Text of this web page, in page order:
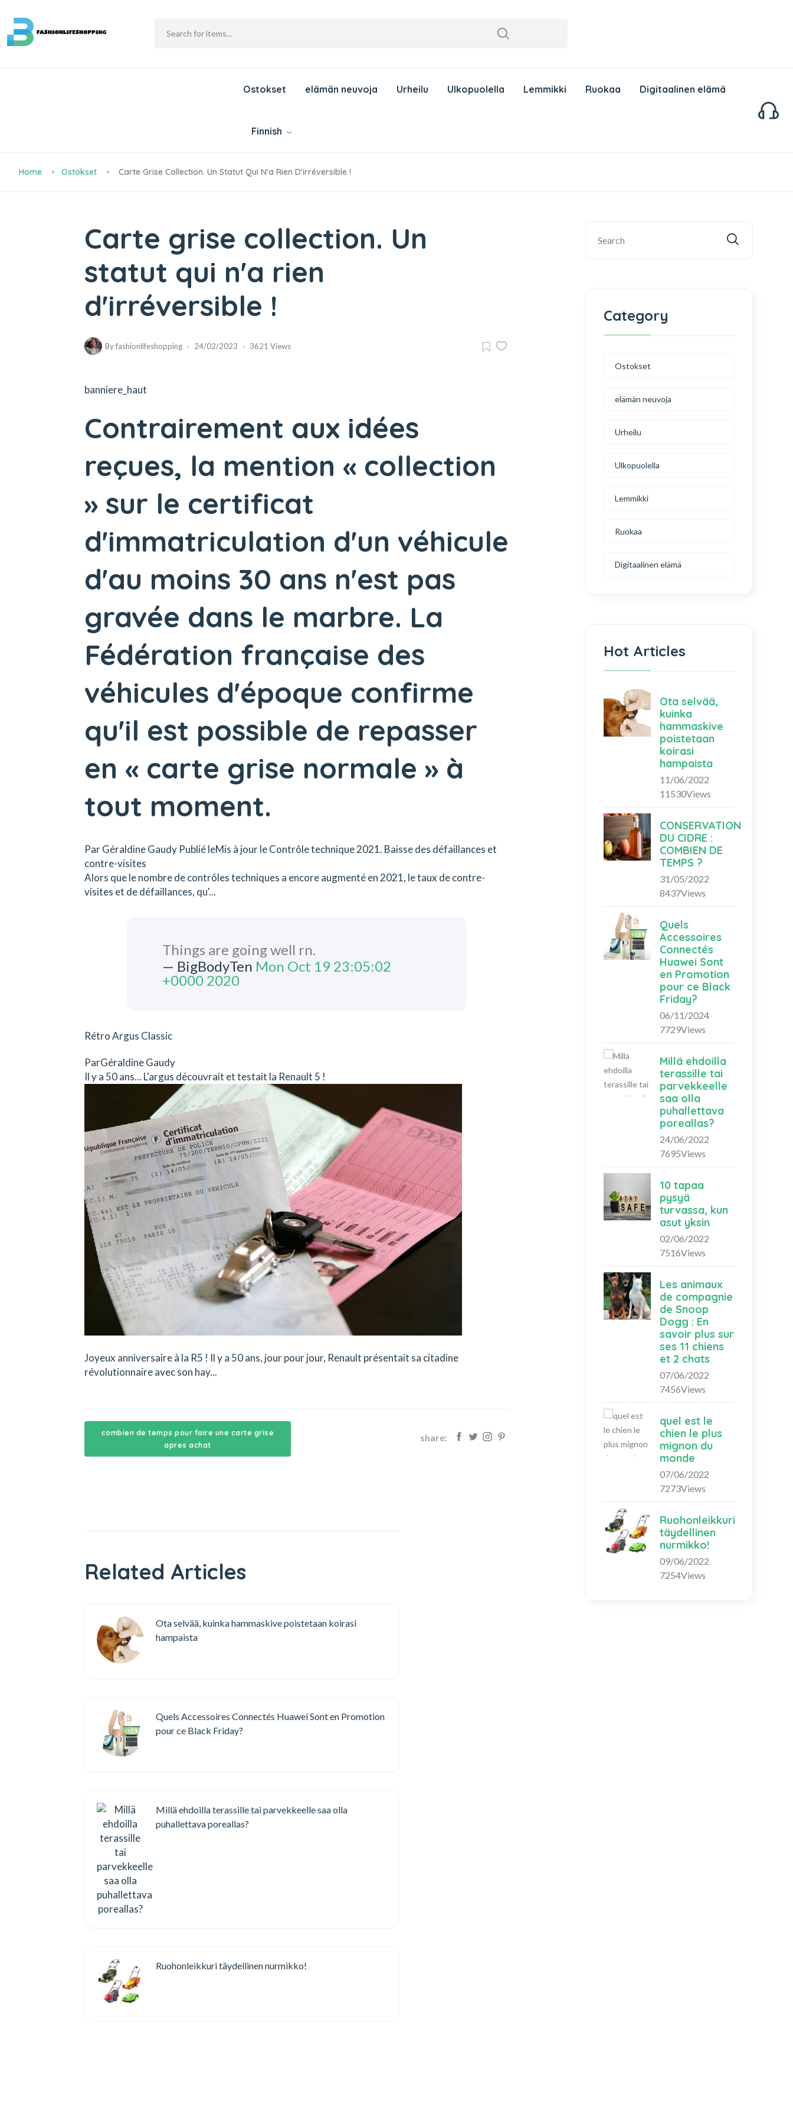
Ostokset elämän neuvoja Urheilu Ulkopuolella Lemmikki Ruokaa Digitaalinen elämä
Finnish
Home Ostokset Carte Grise Collection. Un Statut Qui N'a Rien D'irréversible !
Carte grise collection. Un
statut qui n'a rien
d'irréversible !
Byfashionlifeshopping 24/02/2023 3621 Views
banniere_haut
Contrairement aux idées
reçues, la mention « collection
» sur le certificat
d'immatriculation d'un véhicule
d'au moins 30 ans n'est pas
gravée dans le marbre. La
Fédération française des
véhicules d'époque confirme
qu'il est possible de repasser
en « carte grise normale » à
tout moment.
Par Géraldine Gaudy Publié leMis à jour le Contrôle technique 2021. Baisse des défaillances et
contre-visites
Alors que le nombre de contrôles techniques a encore augmenté en 2021, le taux de contre-
visites et de défaillances, qu'...
Things are going well rn.
— BigBodyTen Mon Oct 19 23:05:02
+0000 2020
Rétro Argus Classic
ParGéraldine Gaudy
Il y a 50 ans... L'argus découvrait et testait la Renault 5 !
Joyeux anniversaire à la R5 ! Il y a 50 ans, jour pour jour, Renault présentait sa citadine
révolutionnaire avec son hay...
combien de temps pour faire une carte grise
apres achat
share:
Related Articles
Ota selvää, kuinka hammaskive poistetaan koirasi
hampaista
Quels Accessoires Connectés Huawei Sont en Promotion
pour ce Black Friday?
Millä ehdoilla terassille tai parvekkeelle saa olla
puhallettava poreallas?
Ruohonleikkuri täydellinen nurmikko!
Category
Ostokset
elämän neuvoja
Urheilu
Ulkopuolella
Lemmikki
Ruokaa
Digitaalinen elämä
Hot Articles
Ota selvää,
kuinka
hammaskive
poistetaan
koirasi
hampaista
11/06/2022
11530Views
CONSERVATION
DU CIDRE :
COMBIEN DE
TEMPS ?
31/05/2022
8437Views
Quels
Accessoires
Connectés
Huawei Sont
en Promotion
pour ce Black
Friday?
06/11/2024
7729Views
Millä ehdoilla
terassille tai
parvekkeelle
saa olla
puhallettava
poreallas?
24/06/2022
7695Views
10 tapaa
pysyä
turvassa, kun
asut yksin
02/06/2022
7516Views
Les animaux
de compagnie
de Snoop
Dogg : En
savoir plus sur
ses 11 chiens
et 2 chats
07/06/2022
7456Views
quel est le
chien le plus
mignon du
monde
07/06/2022
7273Views
Ruohonleikkuri
täydellinen
nurmikko!
09/06/2022
7254Views